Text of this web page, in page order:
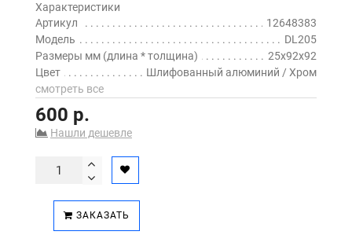
Характеристики
Артикул
12648383
Модель
DL205
Размеры мм (длина * толщина)
25x92x92
Цвет
Шлифованный алюминий / Хром
смотреть все
600 р.
Нашли дешевле
ЗАКАЗАТЬ